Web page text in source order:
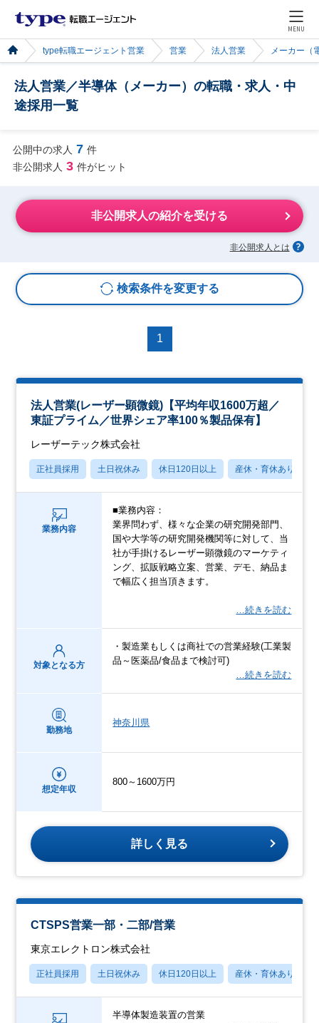
MENU
type転職エージェント営業 営業 法人営業 メーカー（
法人営業／半導体（メーカー）の転職・求人・中
途採用一覧
公開中の求人 7 件
非公開求人 3 件がヒット
非公開求人の紹介を受ける
非公開求人とは
検索条件を変更する
1
法人営業(レーザー顕微鏡)【平均年収1600万超／
東証プライム／世界シェア率100％製品保有】
レーザーテック株式会社
正社員採用 土日祝休み 休日120日以上 産休・育休あり
業務内容
■業務内容：
業界問わず、様々な企業の研究開発部門、
国や大学等の研究開発機関等に対して、当
社が手掛けるレーザー顕微鏡のマーケティ
ング、拡販戦略立案、営業、デモ、納品ま
で幅広く担当頂きます。
…続きを読む
対象となる方
・製造業もしくは商社での営業経験(工業製
品～医薬品/食品まで検討可)
…続きを読む
勤務地
神奈川県
想定年収
800～1600万円
詳しく見る
CTSPS営業一部・二部/営業
東京エレクトロン株式会社
正社員採用 土日祝休み 休日120日以上 産休・育休あり
半導体製造装置の営業